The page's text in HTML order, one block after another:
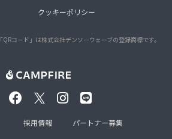
クッキーポリシー
「QRコード」は株式会社デンソーウェーブの登録商標です。
採用情報 パートナー募集